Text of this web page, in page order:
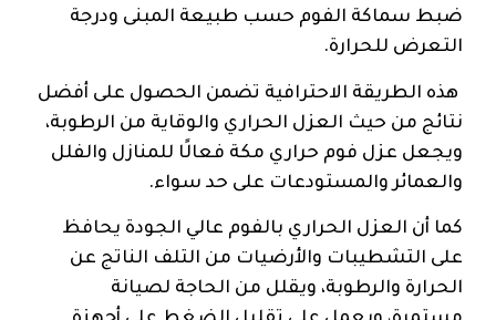
ضبط سماكة الفوم حسب طبيعة المبنى ودرجة
التعرض للحرارة.
هذه الطريقة الاحترافية تضمن الحصول على أفضل
نتائج من حيث العزل الحراري والوقاية من الرطوبة،
ويجعل عزل فوم حراري مكة فعالًا للمنازل والفلل
والعمائر والمستودعات على حد سواء.
كما أن العزل الحراري بالفوم عالي الجودة يحافظ
على التشطيبات والأرضيات من التلف الناتج عن
الحرارة والرطوبة، ويقلل من الحاجة لصيانة